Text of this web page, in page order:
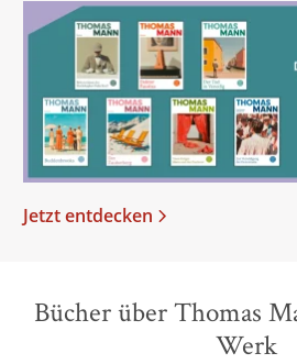
Jetzt entdecken
Bücher über Thomas
Werk